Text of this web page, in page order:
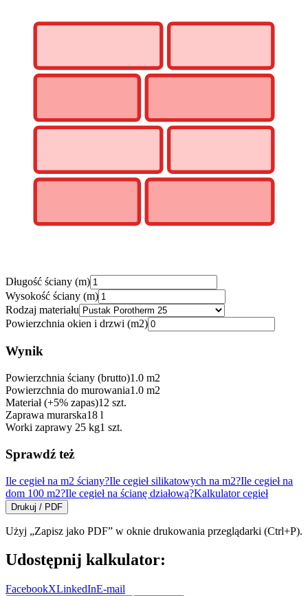
Długość ściany (m)
Wysokość ściany (m)
Rodzaj materiału
Powierzchnia okien i drzwi (m2)
Wynik
Powierzchnia ściany (brutto)1.0 m2
Powierzchnia do murowania1.0 m2
Materiał (+5% zapas)12 szt.
Zaprawa murarska18 l
Worki zaprawy 25 kg1 szt.
Sprawdź też
Ile cegieł na m2 ściany?Ile cegieł silikatowych na m2?Ile cegieł na
dom 100 m2?Ile cegieł na ścianę działową?Kalkulator cegieł
Drukuj / PDF
Użyj „Zapisz jako PDF” w oknie drukowania przeglądarki (Ctrl+P).
Udostępnij kalkulator:
FacebookXLinkedInE-mail